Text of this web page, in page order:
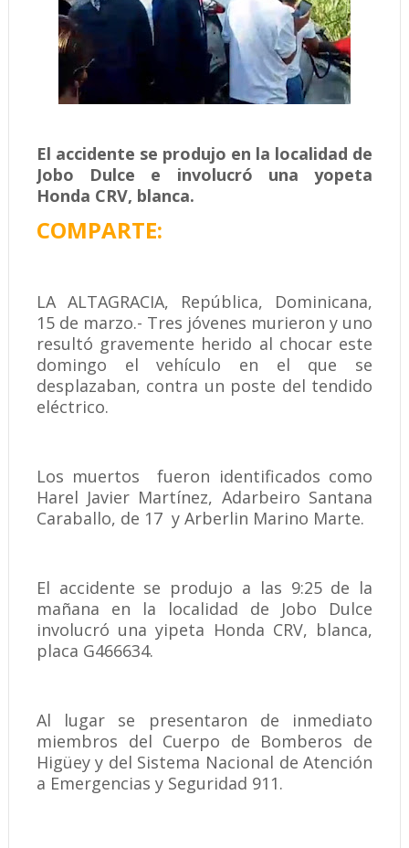
El accidente se produjo en la localidad de
Jobo Dulce e involucró una yopeta
Honda CRV, blanca.
COMPARTE:
LA ALTAGRACIA, República, Dominicana,
15 de marzo.- Tres jóvenes murieron y uno
resultó gravemente herido al chocar este
domingo el vehículo en el que se
desplazaban, contra un poste del tendido
eléctrico.
Los muertos fueron identificados como
Harel Javier Martínez, Adarbeiro Santana
Caraballo, de 17 y Arberlin Marino Marte.
El accidente se produjo a las 9:25 de la
mañana en la localidad de Jobo Dulce
involucró una yipeta Honda CRV, blanca,
placa G466634.
Al lugar se presentaron de inmediato
miembros del Cuerpo de Bomberos de
Higüey y del Sistema Nacional de Atención
a Emergencias y Seguridad 911.